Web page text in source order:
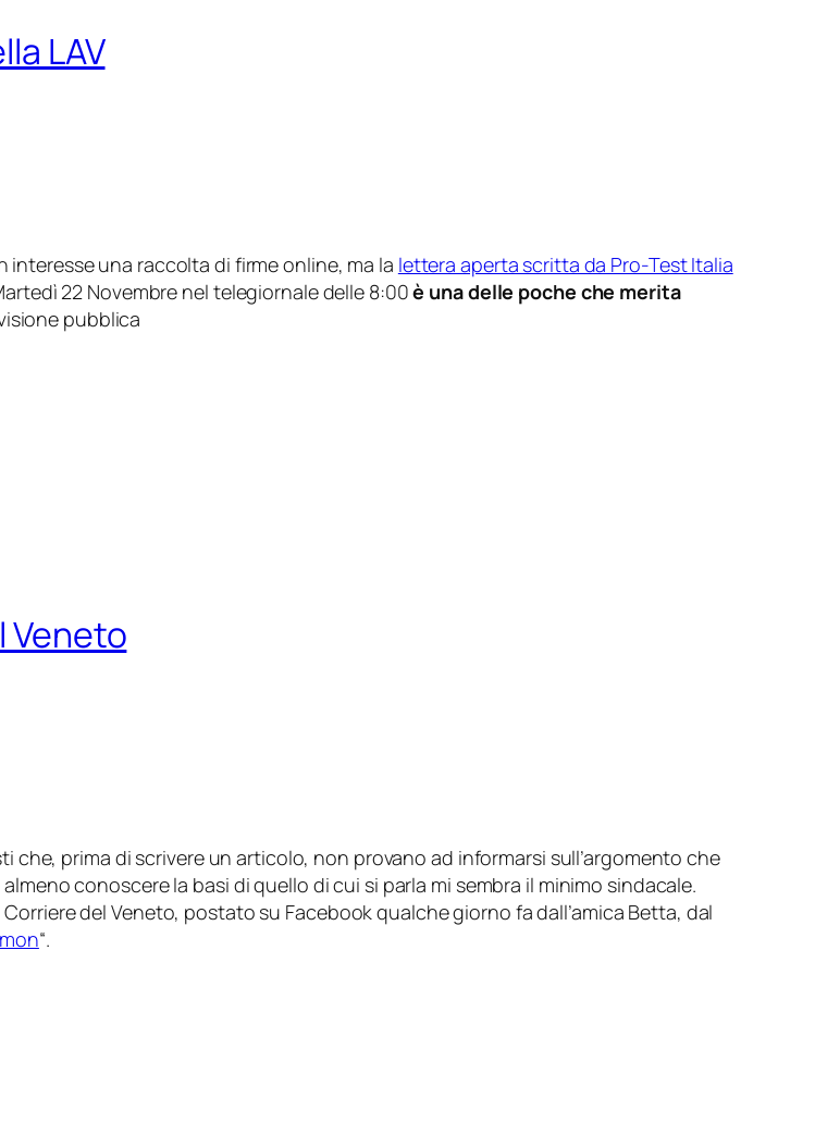
LAV
una raccolta di firme online, ma la lettera aperta scritta da Pro-Test Italia
22 Novembre nel telegiornale delle 8:00è una delle poche che merita
pubblica
Veneto
che, prima di scrivere un articolo, non provano ad informarsi sull’argomento che
conoscere la basi di quello di cui si parla mi sembra il minimo sindacale.
Corriere del Veneto, postato su Facebook qualche giorno fa dall’amica Betta, dal
“.